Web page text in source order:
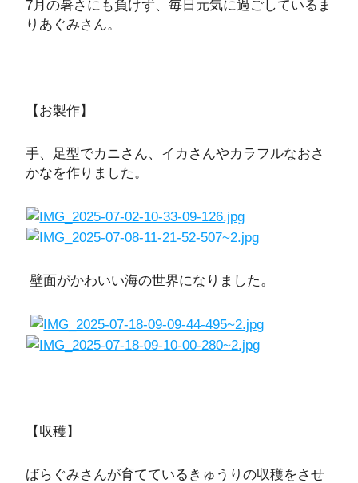
7月の暑さにも負けず、毎日元気に過ごしているま
りあぐみさん。
【お製作】
手、足型でカニさん、イカさんやカラフルなおさ
かなを作りました。
壁面がかわいい海の世界になりました。
【収穫】
ばらぐみさんが育てているきゅうりの収穫をさせ